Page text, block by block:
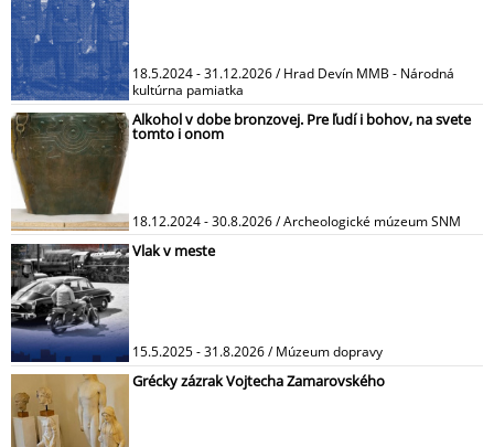
18.5.2024 - 31.12.2026 / Hrad Devín MMB - Národná
kultúrna pamiatka
Alkohol v dobe bronzovej. Pre ľudí i bohov, na svete
tomto i onom
18.12.2024 - 30.8.2026 / Archeologické múzeum SNM
Vlak v meste
15.5.2025 - 31.8.2026 / Múzeum dopravy
Grécky zázrak Vojtecha Zamarovského